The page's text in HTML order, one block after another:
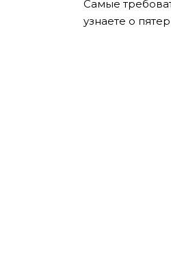
Самые
узнаете о